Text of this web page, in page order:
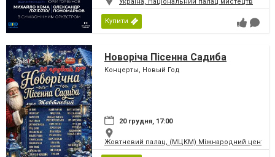
Україна, Національний палац мистецтв
Купити
Новоріча Пісенна Садиба
Концерты, Новый Год
20 грудня, 17:00
Жовтневий палац, (МЦКМ) Міжнародний центр